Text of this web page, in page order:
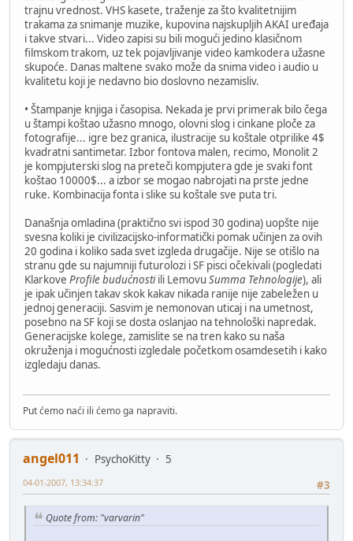
trajnu vrednost. VHS kasete, traženje za što kvalitetnijim
trakama za snimanje muzike, kupovina najskupljih AKAI uređaja
i takve stvari... Video zapisi su bili mogući jedino klasičnom
filmskom trakom, uz tek pojavljivanje video kamkodera užasne
skupoće. Danas maltene svako može da snima video i audio u
kvalitetu koji je nedavno bio doslovno nezamisliv.
• Štampanje knjiga i časopisa. Nekada je prvi primerak bilo čega
u štampi koštao užasno mnogo, olovni slog i cinkane ploče za
fotografije... igre bez granica, ilustracije su koštale otprilike 4$
kvadratni santimetar. Izbor fontova malen, recimo, Monolit 2
je kompjuterski slog na preteči kompjutera gde je svaki font
koštao 10000$... a izbor se mogao nabrojati na prste jedne
ruke. Kombinacija fonta i slike su koštale sve puta tri.
Današnja omladina (praktično svi ispod 30 godina) uopšte nije
svesna koliki je civilizacijsko-informatički pomak učinjen za ovih
20 godina i koliko sada svet izgleda drugačije. Nije se otišlo na
stranu gde su najumniji futurolozi i SF pisci očekivali (pogledati
Klarkove Profile budućnostiili Lemovu Summa Tehnologije), ali
je ipak učinjen takav skok kakav nikada ranije nije zabeležen u
jednoj generaciji. Sasvim je nemonovan uticaj i na umetnost,
posebno na SF koji se dosta oslanjao na tehnološki napredak.
Generacijske kolege, zamislite se na tren kako su naša
okruženja i mogućnosti izgledale početkom osamdesetih i kako
izgledaju danas.
Put ćemo naći ili ćemo ga napraviti.
angel011 PsychoKitty
5
#3
04-01-2007, 13:34:37
Quote from: "varvarin"